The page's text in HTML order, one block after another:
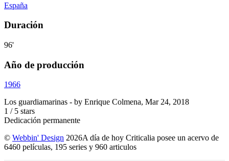
España
Duración
96'
Año de producción
1966
Los guardiamarinas - by Enrique Colmena, Mar 24, 2018
1 / 5 stars
Dedicación permanente
© Webbin' Design 2026A día de hoy Criticalia posee un acervo de
6460 películas, 195 series y 960 articulos